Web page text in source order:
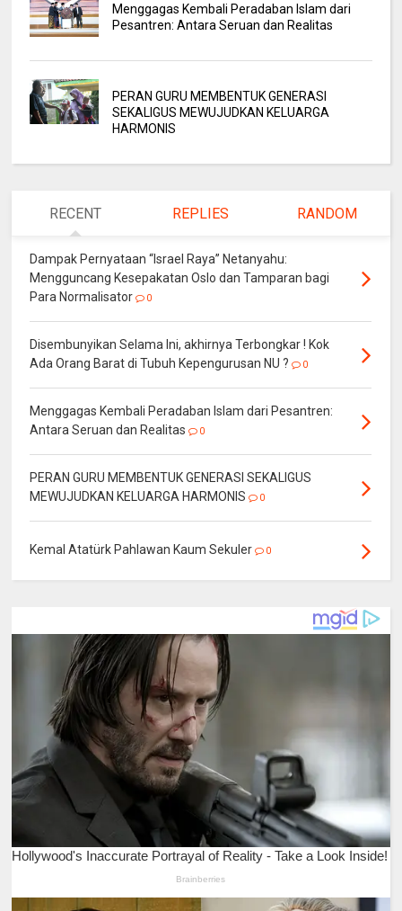
Menggagas Kembali Peradaban Islam dari
Pesantren: Antara Seruan dan Realitas
PERAN GURU MEMBENTUK GENERASI
SEKALIGUS MEWUJUDKAN KELUARGA
HARMONIS
RECENT REPLIES RANDOM
Dampak Pernyataan “Israel Raya” Netanyahu:
Mengguncang Kesepakatan Oslo dan Tamparan bagi
Para Normalisator
0
Disembunyikan Selama Ini, akhirnya Terbongkar ! Kok
Ada Orang Barat di Tubuh Kepengurusan NU ?
0
Menggagas Kembali Peradaban Islam dari Pesantren:
Antara Seruan dan Realitas
0
PERAN GURU MEMBENTUK GENERASI SEKALIGUS
MEWUJUDKAN KELUARGA HARMONIS
0
Kemal Atatürk Pahlawan Kaum Sekuler 0